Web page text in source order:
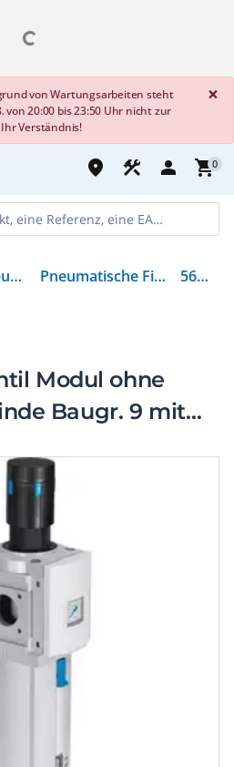
von Wartungsarbeiten steht
von 20:00 bis 23:50 Uhr nicht zur
Verständnis!
×
place construction person shopping_cart0
Pneumatik Pneumatische Filterregler 564118
Modul ohne
Baugr. 9 mit